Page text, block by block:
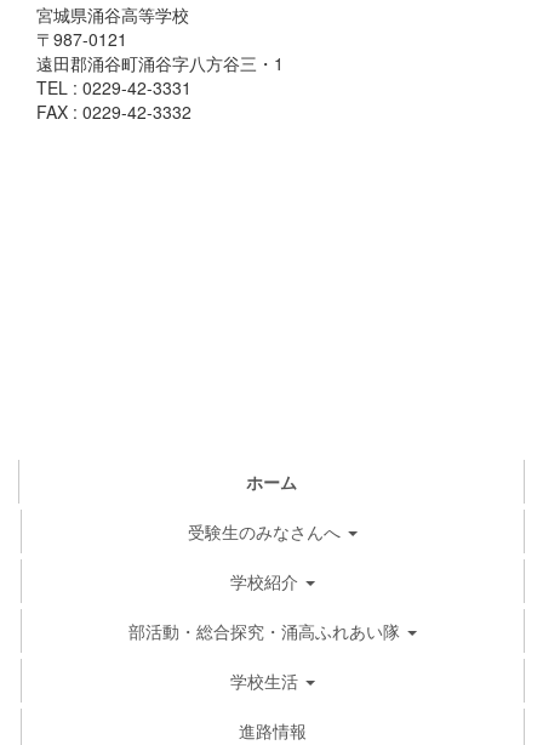
宮城県涌谷高等学校
〒987-0121
遠田郡涌谷町涌谷字八方谷三・1
TEL : 0229-42-3331
FAX : 0229-42-3332
ホーム
受験生のみなさんへ
学校紹介
部活動・総合探究・涌高ふれあい隊
学校生活
進路情報